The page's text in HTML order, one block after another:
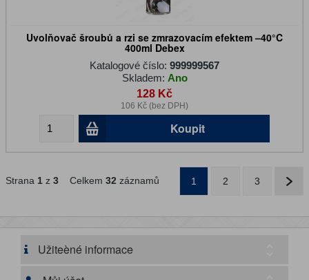
Uvolňovač šroubů a rzi se zmrazovacím efektem –40°C
400ml Debex
Katalogové číslo: 999999567
Skladem: Ano
128 Kč
106 Kč (bez DPH)
Koupit
Strana 1 z 3 Celkem 32 záznamů 1 2 3
Užiteèné informace